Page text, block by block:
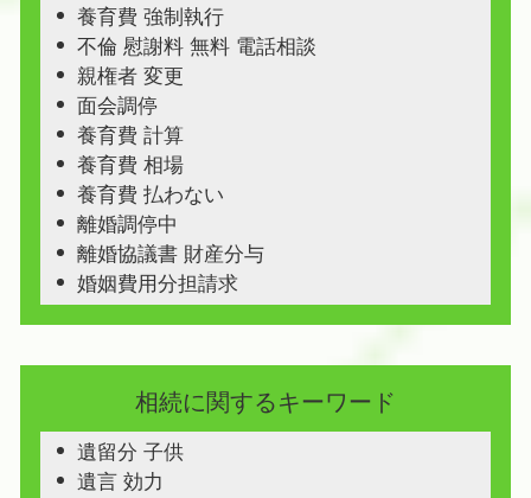
養育費 強制執行
不倫 慰謝料 無料 電話相談
親権者 変更
面会調停
養育費 計算
養育費 相場
養育費 払わない
離婚調停中
離婚協議書 財産分与
婚姻費用分担請求
相続に関するキーワード
遺留分 子供
遺言 効力